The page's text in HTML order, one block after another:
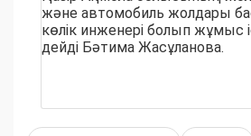
және автомобиль жолдары
көлік инженері болып жұмыс
дейді Бәтима Жасұланова.